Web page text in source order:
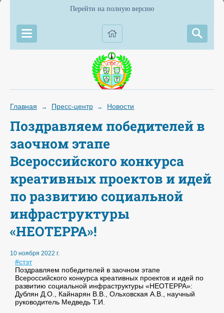
Перейти на полную версию
Главная → Пресс-центр → Новости
Поздравляем победителей в
заочном этапе
Всероссийского конкурса
креативных проектов и идей
по развитию социальной
инфраструктуры
«НЕОТЕРРА»!
10 ноября 2022 г.
#стэт
Поздравляем победителей в заочном этапе
Всероссийского конкурса креативных проектов и идей по
развитию социальной инфраструктуры «НЕОТЕРРА»:
Дублян Д.О., Кайнарян В.В., Ольховская А.В., научный
руководитель Медведь Т.И.